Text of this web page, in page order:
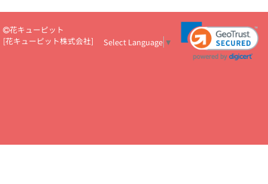
ール
新築引っ越し祝いコラム お祝い花のマナー総まとめ
職
場上司や先輩へ贈るお祝い花の正解は？
開店祝いの花 選び方ガイ
あり)
花キューピット×専門家
CO2排出量削減 / SDGsを考える
花キューピット
[花キューピット株式会社] Select Language ▼